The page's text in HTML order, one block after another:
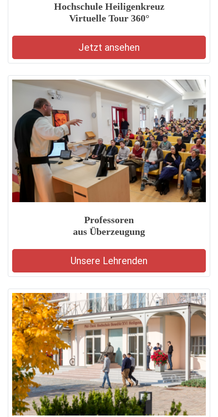
Hochschule Heiligenkreuz
Virtuelle Tour 360°
Jetzt ansehen
Professoren
aus Überzeugung
Unsere Lehrenden